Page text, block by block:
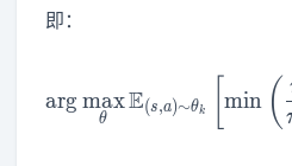
即：
arg
θ
maxE(s,a)∼θk [min (